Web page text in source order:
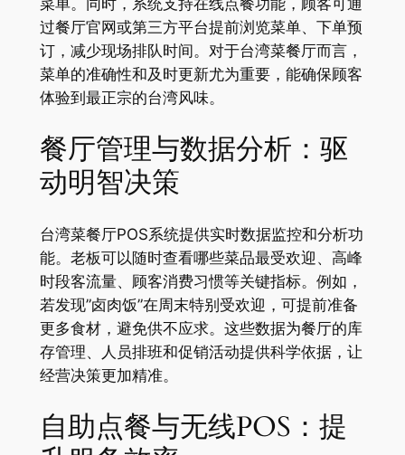
过餐厅官网或第三方平台提前浏览菜单、下单预
订，减少现场排队时间。对于台湾菜餐厅而言，
菜单的准确性和及时更新尤为重要，能确保顾客
体验到最正宗的台湾风味。
餐厅管理与数据分析：驱
动明智决策
台湾菜餐厅POS系统提供实时数据监控和分析功
能。老板可以随时查看哪些菜品最受欢迎、高峰
时段客流量、顾客消费习惯等关键指标。例如，
若发现”卤肉饭”在周末特别受欢迎，可提前准备
更多食材，避免供不应求。这些数据为餐厅的库
存管理、人员排班和促销活动提供科学依据，让
经营决策更加精准。
自助点餐与无线POS：提